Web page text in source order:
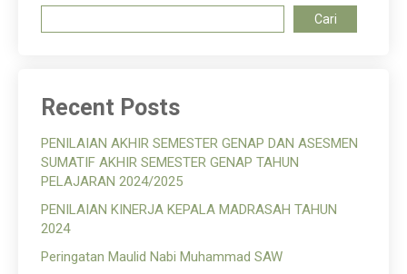
Cari
Recent Posts
PENILAIAN AKHIR SEMESTER GENAP DAN ASESMEN
SUMATIF AKHIR SEMESTER GENAP TAHUN
PELAJARAN 2024/2025
PENILAIAN KINERJA KEPALA MADRASAH TAHUN
2024
Peringatan Maulid Nabi Muhammad SAW